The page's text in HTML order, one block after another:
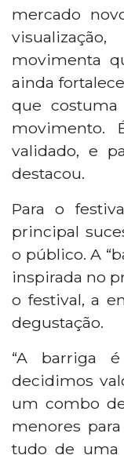
mercado
movimenta
ainda
que
movimento.
validado, e
destacou.
Para o
principal
o público. A
inspirada no
o festival, a
degustação.
“A barriga
decidimos
um combo
menores
tudo de uma